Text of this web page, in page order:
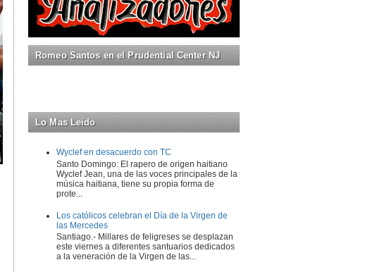
Romeo Santos en el Prudential Center NJ
Lo Mas Leido
Wyclef en desacuerdo con TC
Santo Domingo: El rapero de origen haitiano
Wyclef Jean, una de las voces principales de la
música haitiana, tiene su propia forma de
prote...
Los católicos celebran el Día de la Virgen de
las Mercedes
Santiago.- Millares de feligreses se desplazan
este viernes a diferentes santuarios dedicados
a la veneración de la Virgen de las...